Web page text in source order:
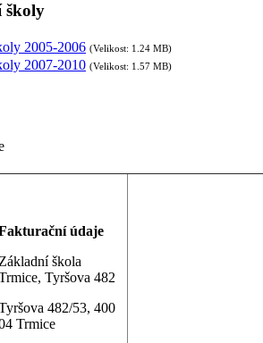
školy
2005-2006 (Velikost: 1.24 MB)
2007-2010 (Velikost: 1.57 MB)
údaje
Základní škola
Tyršova 482
482/53, 400
Trmice